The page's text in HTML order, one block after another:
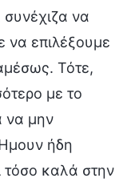
να
να επιλέξουμε
Τότε,
με το
να μην
ήδη
καλά στην